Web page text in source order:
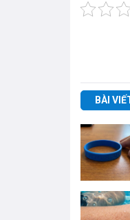
BÀI